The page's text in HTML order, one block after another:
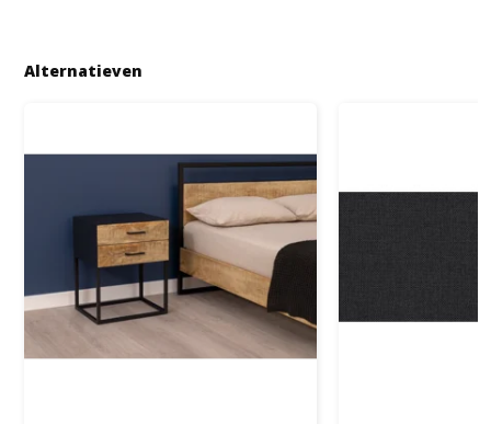
Alternatieven